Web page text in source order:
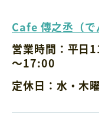
Cafe 傳之丞（で
営業時間： 平日
～17:00
定休日： 水・木